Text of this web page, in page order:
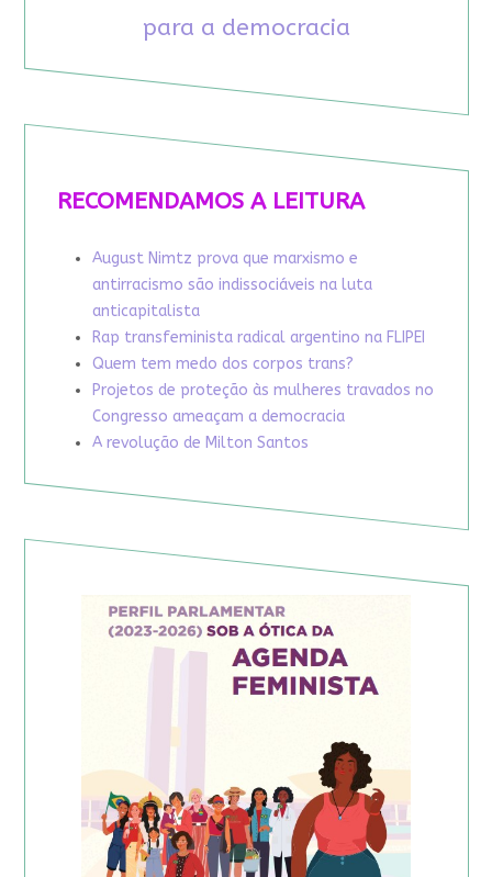
para a democracia
RECOMENDAMOS A LEITURA
August Nimtz prova que marxismo e
antirracismo são indissociáveis na luta
anticapitalista
Rap transfeminista radical argentino na FLIPEI
Quem tem medo dos corpos trans?
Projetos de proteção às mulheres travados no
Congresso ameaçam a democracia
A revolução de Milton Santos